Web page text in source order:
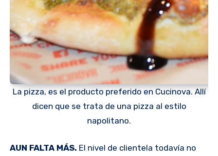
La pizza, es el producto preferido en Cucinova. Allí
dicen que se trata de una pizza al estilo
napolitano.
AUN FALTA MÁS. El nivel de clientela todavía no